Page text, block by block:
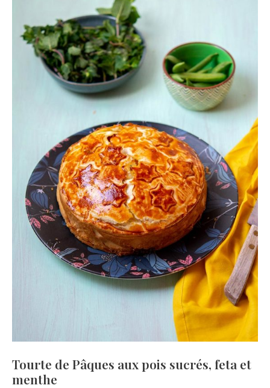
Tourte de Pâques aux pois sucrés, feta et
menthe